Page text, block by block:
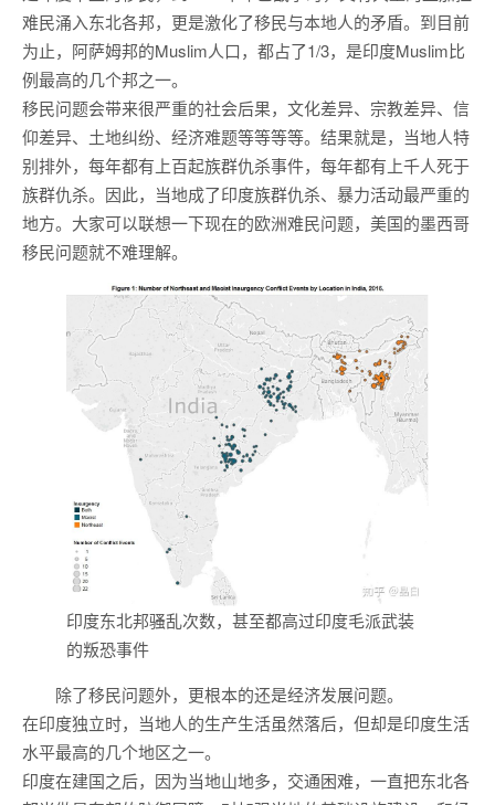
难民涌入东北各邦，更是激化了移民与本地人的矛盾。到目前
为止，阿萨姆邦的Muslim人口，都占了1/3，是印度Muslim比
例最高的几个邦之一。
移民问题会带来很严重的社会后果，文化差异、宗教差异、信
仰差异、土地纠纷、经济难题等等等等。结果就是，当地人特
别排外，每年都有上百起族群仇杀事件，每年都有上千人死于
族群仇杀。因此，当地成了印度族群仇杀、暴力活动最严重的
地方。大家可以联想一下现在的欧洲难民问题，美国的墨西哥
移民问题就不难理解。
印度东北邦骚乱次数，甚至都高过印度毛派武装
的叛恐事件
除了移民问题外，更根本的还是经济发展问题。
在印度独立时，当地人的生产生活虽然落后，但却是印度生活
水平最高的几个地区之一。
印度在建国之后，因为当地山地多，交通困难，一直把东北各